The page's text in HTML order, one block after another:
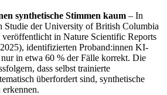
synthetische Stimmen kaum – In
Studie der University of British Columbia
in Nature Scientific Reports
identifizierten Proband:innen KI-
in etwa 60 % der Fälle korrekt. Die
dass selbst trainierte
überfordert sind, synthetische
erkennen.